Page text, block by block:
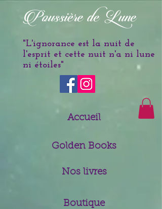
Poussière de Lune
"L'ignorance est la nuit de
l'esprit et cette nuit n'a ni lune
ni étoiles"
Accueil
Golden Books
Nos livres
Boutique